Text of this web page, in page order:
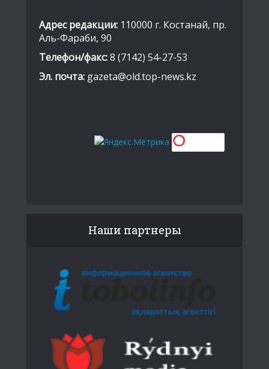
Адрес редакции: 110000 г. Костанай, пр.
Аль-Фараби, 90
Телефон/факс:8 (7142) 54-27-53
Эл. почта: gazeta@old.top-news.kz
Наши партнеры